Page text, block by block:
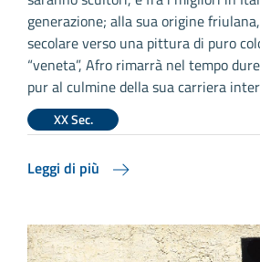
generazione; alla sua origine
secolare verso una pittura di puro
“veneta”, Afro rimarrà nel tempo
pur al culmine della sua carriera
XX Sec.
Leggi di più